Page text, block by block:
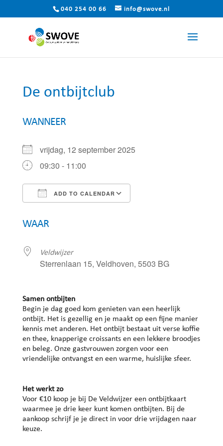
040 254 00 66 info@swove.nl
De ontbijtclub
WANNEER
vrijdag, 12 september 2025
09:30 - 11:00
ADD TO CALENDAR
WAAR
Veldwijzer
Sterrenlaan 15, Veldhoven, 5503 BG
Samen ontbijten
Begin je dag goed kom genieten van een heerlijk
ontbijt. Het is gezellig en je maakt op een fijne manier
kennis met anderen. Het ontbijt bestaat uit verse koffie
en thee, knapperige croissants en een lekkere broodjes
en beleg. Onze gastvrouwen zorgen voor een
vriendelijke ontvangst en een warme, huislijke sfeer.
Het werkt zo
Voor €10 koop je bij De Veldwijzer een ontbijtkaart
waarmee je drie keer kunt komen ontbijten. Bij de
aankoop schrijf je je direct in voor drie vrijdagen naar
keuze.